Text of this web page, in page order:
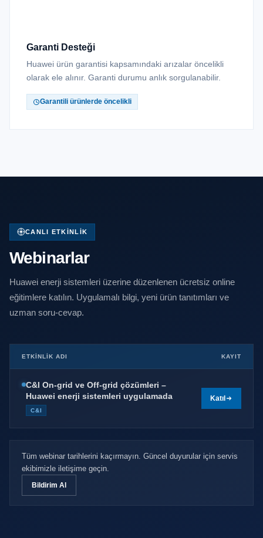
Garanti Desteği
Huawei ürün garantisi kapsamındaki arızalar öncelikli
olarak ele alınır. Garanti durumu anlık sorgulanabilir.
Garantili ürünlerde öncelikli
CANLI ETKINLIK
Webinarlar
Huawei enerji sistemleri üzerine düzenlenen ücretsiz online
eğitimlere katılın. Uygulamalı bilgi, yeni ürün tanıtımları ve
uzman soru-cevap.
ETKINLIK ADI KAYIT
C&I On-grid ve Off-grid çözümleri –
Huawei enerji sistemleri uygulamada
C&I
Katıl
Tüm webinar tarihlerini kaçırmayın. Güncel duyurular için servis
ekibimizle iletişime geçin.
Bildirim Al